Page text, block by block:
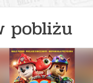
pobliżu